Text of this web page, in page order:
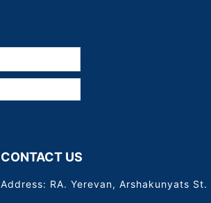
CONTACT US
Address: RA. Yerevan, Arshakunyats St.